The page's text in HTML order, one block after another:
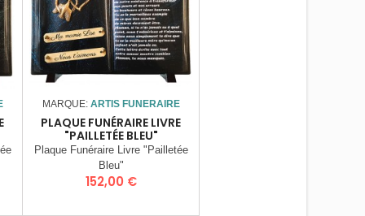
MARQUE: ARTIS FUNERAIRE
PLAQUE FUNÉRAIRE LIVRE
"PAILLETÉE BLEU"
Plaque Funéraire Livre "Pailletée
Bleu"
Prix
152,00 €